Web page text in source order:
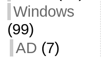
Windows
(99)
AD (7)